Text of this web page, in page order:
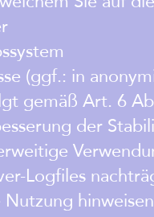
(ggf.: in
gemäß Art. 6
der
Logfiles